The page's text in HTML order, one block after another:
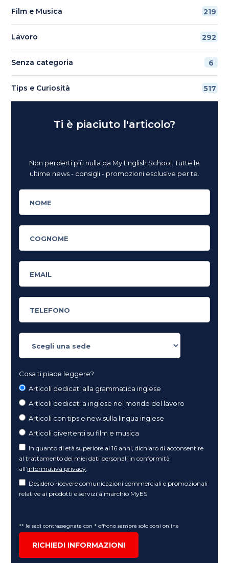
Film e Musica 219
Lavoro 292
Senza categoria 6
Tips e Curiosità 517
Ti è piaciuto l'articolo?
Non perderti più nulla da My English School. Tutte le
ultime news - consigli - promozioni esclusive per te.
Cosa ti piace leggere?
Articoli dedicati alla grammatica inglese
Articoli dedicati a inglese nel mondo del lavoro
Articoli con tips e new sulla lingua inglese
Articoli divertenti su film e musica
In quanto di età superiore ai 16 anni, dichiaro di acconsentire
al trattamento dei miei dati personali in conformità
all’informativa privacy
Desidero ricevere comunicazioni commerciali e promozionali
relative ai prodotti e servizi a marchio MyES
** le sedi contrassegnate con * offrono sempre solo corsi online
RICHIEDI INFORMAZIONI